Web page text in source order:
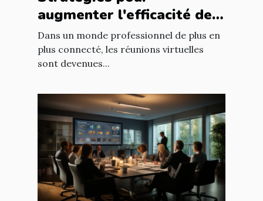
augmenter l'efficacité des
réunions virtuelles en
entreprise
Dans un monde professionnel de plus en
plus connecté, les réunions virtuelles
sont devenues...